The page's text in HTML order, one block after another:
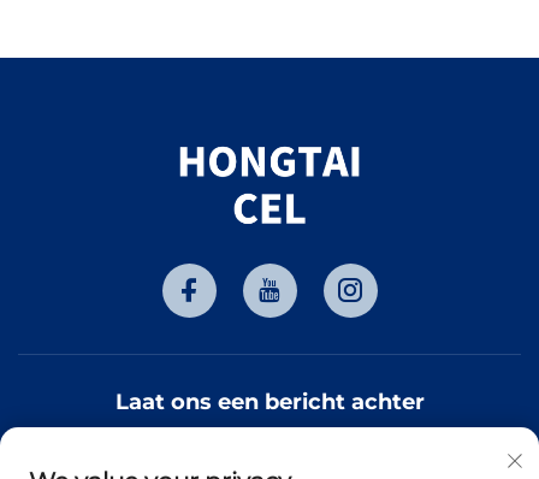
Laat ons een bericht achter